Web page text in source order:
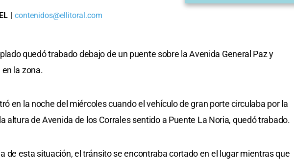
| contenidos@ellitoral.com
quedó trabado debajo de un puente sobre la Avenida General Paz y
la zona.
en la noche del miércoles cuando el vehículo de gran porte circulaba por la
altura de Avenida de los Corrales sentido a Puente La Noria, quedó trabado.
de esta situación, el tránsito se encontraba cortado en el lugar mientras que